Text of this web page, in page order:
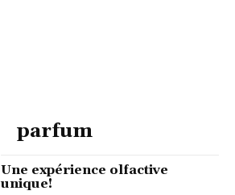
parfum
Une expérience olfactive
unique!